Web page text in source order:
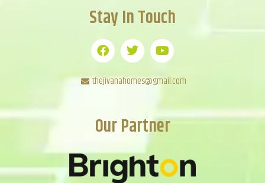
Stay In Touch
thejivanahomes@gmail.com
Our Partner